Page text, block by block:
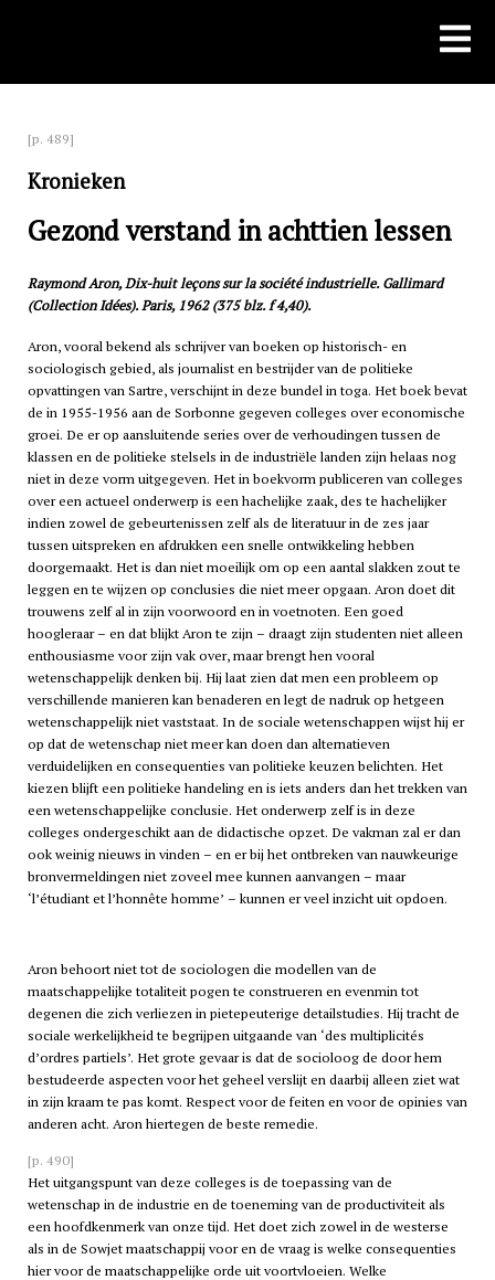
[p. 489]
Kronieken
Gezond verstand in achttien lessen
Raymond Aron, Dix-huit leçons sur la société industrielle. Gallimard
(Collection Idées). Paris, 1962 (375 blz. f 4,40).
Aron, vooral bekend als schrijver van boeken op historisch- en
sociologisch gebied, als journalist en bestrijder van de politieke
opvattingen van Sartre, verschijnt in deze bundel in toga. Het boek bevat
de in 1955-1956 aan de Sorbonne gegeven colleges over economische
groei. De er op aansluitende series over de verhoudingen tussen de
klassen en de politieke stelsels in de industriële landen zijn helaas nog
niet in deze vorm uitgegeven. Het in boekvorm publiceren van colleges
over een actueel onderwerp is een hachelijke zaak, des te hachelijker
indien zowel de gebeurtenissen zelf als de literatuur in de zes jaar
tussen uitspreken en afdrukken een snelle ontwikkeling hebben
doorgemaakt. Het is dan niet moeilijk om op een aantal slakken zout te
leggen en te wijzen op conclusies die niet meer opgaan. Aron doet dit
trouwens zelf al in zijn voorwoord en in voetnoten. Een goed
hoogleraar – en dat blijkt Aron te zijn – draagt zijn studenten niet alleen
enthousiasme voor zijn vak over, maar brengt hen vooral
wetenschappelijk denken bij. Hij laat zien dat men een probleem op
verschillende manieren kan benaderen en legt de nadruk op hetgeen
wetenschappelijk niet vaststaat. In de sociale wetenschappen wijst hij er
op dat de wetenschap niet meer kan doen dan alternatieven
verduidelijken en consequenties van politieke keuzen belichten. Het
kiezen blijft een politieke handeling en is iets anders dan het trekken van
een wetenschappelijke conclusie. Het onderwerp zelf is in deze
colleges ondergeschikt aan de didactische opzet. De vakman zal er dan
ook weinig nieuws in vinden – en er bij het ontbreken van nauwkeurige
bronvermeldingen niet zoveel mee kunnen aanvangen – maar
‘l’étudiant et l’honnête homme’ – kunnen er veel inzicht uit opdoen.
Aron behoort niet tot de sociologen die modellen van de
maatschappelijke totaliteit pogen te construeren en evenmin tot
degenen die zich verliezen in pietepeuterige detailstudies. Hij tracht de
sociale werkelijkheid te begrijpen uitgaande van ‘des multiplicités
d’ordres partiels’. Het grote gevaar is dat de socioloog de door hem
bestudeerde aspecten voor het geheel verslijt en daarbij alleen ziet wat
in zijn kraam te pas komt. Respect voor de feiten en voor de opinies van
anderen acht. Aron hiertegen de beste remedie.
[p. 490]
Het uitgangspunt van deze colleges is de toepassing van de
wetenschap in de industrie en de toeneming van de productiviteit als
een hoofdkenmerk van onze tijd. Het doet zich zowel in de westerse
als in de Sowjet maatschappij voor en de vraag is welke consequenties
hier voor de maatschappelijke orde uit voortvloeien. Welke